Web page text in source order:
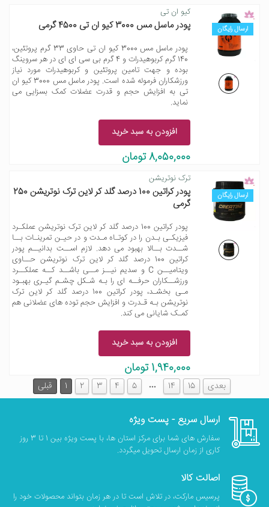
ارسال رایگان
کیو ان تی
پودر ماسل مس 3000 کیو ان تی 4500 گرمی
پودر ماسل مس 3000 کیو ان تی حاوی 33 گرم پروتئین،
140 گرم کربوهیدرات و 4 گرم بی سی ای ای در هر سروینگ
بوده و جهت تامین پروتئین و کربوهیدرات مورد نیاز
ورزشکاران فرموله شده است. پودر ماسل مس 3000 کیو ان
تی به افزایش حجم و قدرت عضلات کمک بسزایی می
نماید.
افزودن به سبد خرید
8,050,000 تومان
ارسال رایگان
ترک نوتریشن
پودر کراتین 100 درصد گلد کر لاین ترک نوتریشن 250
گرمی
پودر کراتین 100 درصد گلد کر لاین ترک نوتریشن عملکـرد
فیزیکـی بـدن را در کوتـاه مـدت و در حیـن تمرینـات بــا
شــدت بــالا بهبود می دهد. لازم اســت بدانیــم پودر
کراتین 100 درصد گلد کر لاین ترک نوتریشن حــاوی
ویتامیــن C و سدیم نیــز مــی باشــد کــه عملکــرد
ورزشــکاران حرفــه ای را بـه شـکل چشـم گیـری بهبـود
مـی بخشـد، پودر کراتین 100 درصد گلد کر لاین ترک
نوتریشن بـه قـدرت و افزایش حجم توده های عضلانی هم
کمـک شایانی می کند.
افزودن به سبد خرید
1,940,000 تومان
قبلی 1 2 3 4 5 … 14 15 بعدی
ارسال سریع - پست ویژه
سفارش های شما برای مرکز استان ها، با پست ویژه بین 1 تا 3 روز
کاری از زمان ارسال تحویل میگردد.
اصالت کالا
پرسیس مارکت، در تلاش است تا در هر زمان بتواند محصولات خود را